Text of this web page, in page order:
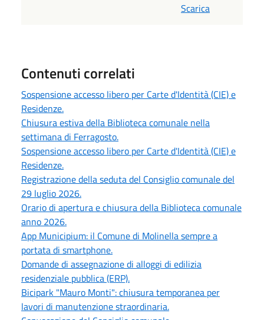
Scarica
Contenuti correlati
Sospensione accesso libero per Carte d'Identità (CIE) e
Residenze.
Chiusura estiva della Biblioteca comunale nella
settimana di Ferragosto.
Sospensione accesso libero per Carte d'Identità (CIE) e
Residenze.
Registrazione della seduta del Consiglio comunale del
29 luglio 2026.
Orario di apertura e chiusura della Biblioteca comunale
anno 2026.
App Municipium: il Comune di Molinella sempre a
portata di smartphone.
Domande di assegnazione di alloggi di edilizia
residenziale pubblica (ERP).
Bicipark "Mauro Monti": chiusura temporanea per
lavori di manutenzione straordinaria.